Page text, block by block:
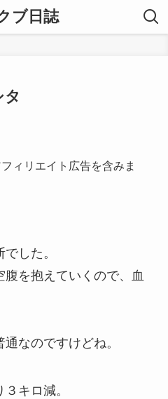
ブ日誌
ィリエイト広告を含みま
した。
を抱えていくので、血
なのですけどね。
キロ減。